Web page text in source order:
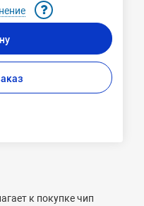
к покупке чип